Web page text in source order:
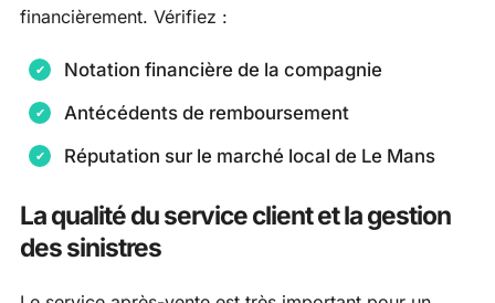
financièrement. Vérifiez :
Notation financière de la compagnie
Antécédents de remboursement
Réputation sur le marché local de Le Mans
La qualité du service client et la gestion
des sinistres